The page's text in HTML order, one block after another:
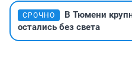
СРОЧНО
В Тюмени
остались без света